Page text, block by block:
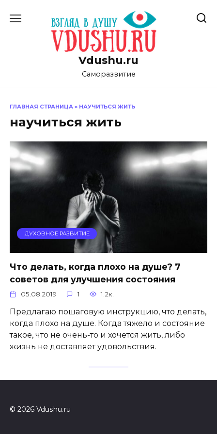
содержанию
Vdushu.ru
Саморазвитие
ГЛАВНАЯ СТРАНИЦА » НАУЧИТЬСЯ ЖИТЬ
научиться жить
ДУХОВНОЕ РАЗВИТИЕ
Что делать, когда плохо на душе? 7
советов для улучшения состояния
05.08.2019 1 1.2к.
Предлагаю пошаговую инструкцию, что делать,
когда плохо на душе. Когда тяжело и состояние
такое, что не очень-то и хочется жить, либо
жизнь не доставляет удовольствия.
© 2026 Vdushu.ru